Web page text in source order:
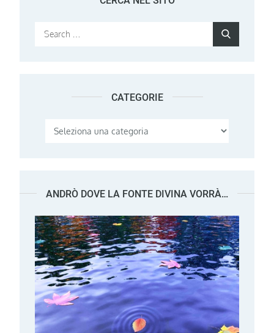
Search
CATEGORIE
Categorie
ANDRÒ DOVE LA FONTE DIVINA VORRÀ…